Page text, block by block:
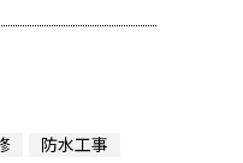
防水工事